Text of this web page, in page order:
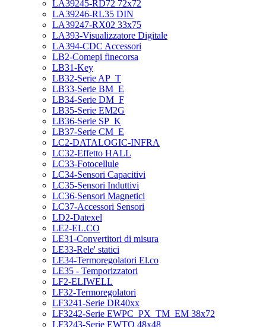
LA39245-RD72 72x72
LA39246-RL35 DIN
LA39247-RX02 33x75
LA393-Visualizzatore Digitale
LA394-CDC Accessori
LB2-Comepi finecorsa
LB31-Key
LB32-Serie AP_T
LB33-Serie BM_E
LB34-Serie DM_F
LB35-Serie EM2G
LB36-Serie SP_K
LB37-Serie CM_E
LC2-DATALOGIC-INFRA
LC32-Effetto HALL
LC33-Fotocellule
LC34-Sensori Capacitivi
LC35-Sensori Induttivi
LC36-Sensori Magnetici
LC37-Accessori Sensori
LD2-Datexel
LE2-EL.CO
LE31-Convertitori di misura
LE33-Rele' statici
LE34-Termoregolatori El.co
LE35 - Temporizzatori
LF2-ELIWELL
LF32-Termoregolatori
LF3241-Serie DR40xx
LF3242-Serie EWPC_PX_TM_EM 38x72
LF3243-Serie EWTQ 48x48